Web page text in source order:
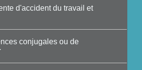
d'accident du travail et
conjugales ou de